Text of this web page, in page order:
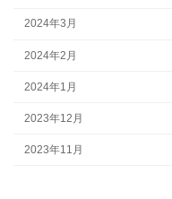
2024年3月
2024年2月
2024年1月
2023年12月
2023年11月